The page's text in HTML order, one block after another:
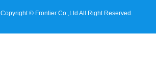
Copyright © Frontier Co.,Ltd All Right Reserved.